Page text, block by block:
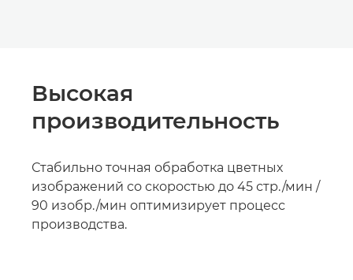
Высокая
производительность
Стабильно точная обработка цветных
изображений со скоростью до 45 стр./мин /
90 изобр./мин оптимизирует процесс
производства.